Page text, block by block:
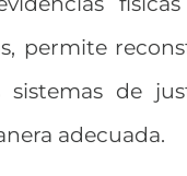
permite
de
adecuada.